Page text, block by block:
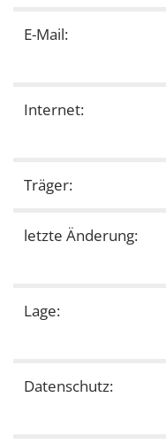
E-Mail:
Internet:
Träger:
letzte Änderung:
Lage:
Datenschutz: